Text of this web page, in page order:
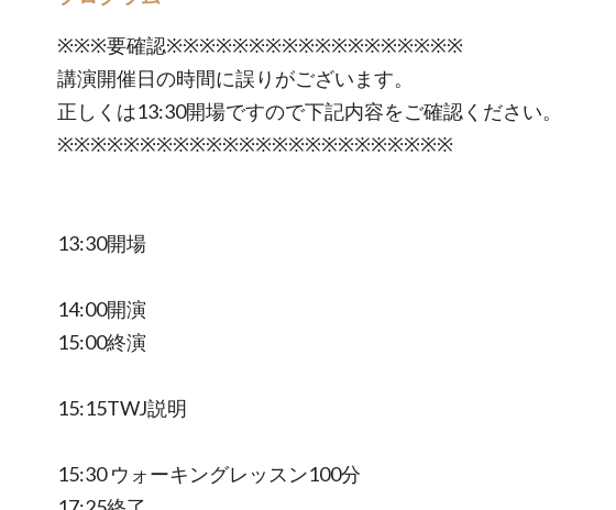
※※※要確認※※※※※※※※※※※※※※※※※※
講演開催日の時間に誤りがございます。
正しくは13:30開場ですので下記内容をご確認ください。
※※※※※※※※※※※※※※※※※※※※※※※※
13:30開場
14:00開演
15:00終演
15:15TWJ説明
15:30 ウォーキングレッスン100分